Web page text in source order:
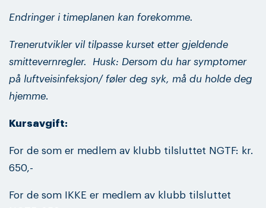
Endringer i timeplanen kan forekomme.
Trenerutvikler vil tilpasse kurset etter gjeldende
smittevernregler.
Husk: Dersom du har symptomer
på luftveisinfeksjon/ føler deg syk, må du holde deg
hjemme.
Kursavgift:
For de som er medlem av klubb tilsluttet NGTF: kr.
650,-
For de som IKKE er medlem av klubb tilsluttet